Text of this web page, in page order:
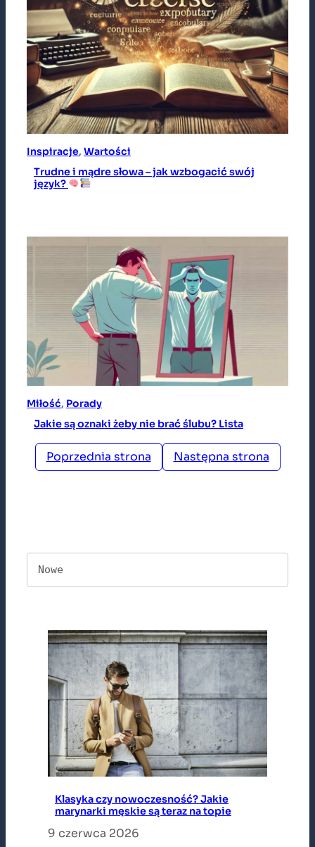
Inspiracje, Wartości
Trudne i mądre słowa – jak wzbogacić swój
język?
Miłość, Porady
Jakie są oznaki żeby nie brać ślubu? Lista
Poprzednia strona Następna strona
Nowe
Klasyka czy nowoczesność? Jakie
marynarki męskie są teraz na topie
9 czerwca 2026